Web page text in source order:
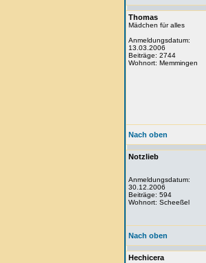
Thomas
Mädchen für alles
Anmeldungsdatum:
13.03.2006
Beiträge: 2744
Wohnort: Memmingen
Nach oben
Notzlieb
Anmeldungsdatum:
30.12.2006
Beiträge: 594
Wohnort: Scheeßel
Nach oben
Hechicera